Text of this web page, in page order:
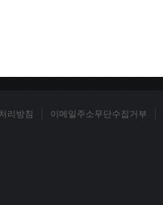
리방침 이메일주소무단수집거부